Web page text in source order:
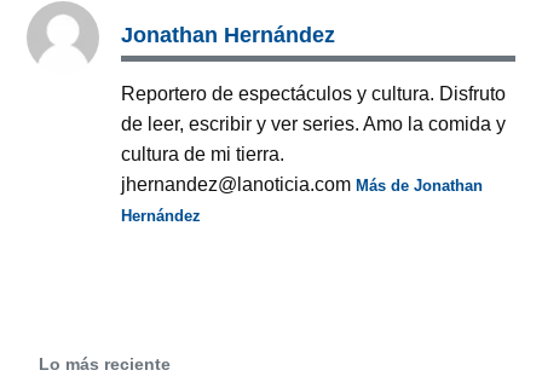
Jonathan Hernández
Reportero de espectáculos y cultura. Disfruto
de leer, escribir y ver series. Amo la comida y
cultura de mi tierra.
jhernandez@lanoticia.comMás de Jonathan
Hernández
Lo más reciente